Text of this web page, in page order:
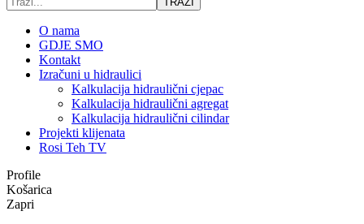
O nama
GDJE SMO
Kontakt
Izračuni u hidraulici
Kalkulacija hidraulični cjepac
Kalkulacija hidraulični agregat
Kalkulacija hidraulični cilindar
Projekti klijenata
Rosi Teh TV
Profile
Košarica
Zapri